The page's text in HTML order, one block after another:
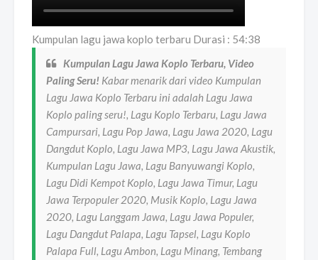
Kumpulan lagu jawa koplo terbaru Durasi : 54:38
Kumpulan Lagu Jawa Koplo Terbaru, Video
Paling Seru! Kabar menarik dari video Kumpulan
Lagu Jawa Koplo Terbaru ini adalah Lagu Jawa
Koplo paling seru!, Lagu Koplo Terbaru, Lagu Jawa
Campursari, Lagu Pop Jawa, Lagu Jawa 2020, Lagu
Dangdut Koplo, Lagu Jawa MP3, Lagu Jawa Akustik,
Kumpulan Lagu Jawa, Lagu Banyuwangi Koplo,
Lagu Didi Kempot Koplo, Lagu Jawa Timur, Lagu
Jawa Terpopuler 2020, Musik Koplo, Lagu Jawa
2020, Lagu Langgam Jawa, Lagu Jawa Populer,
Lagu Dangdut Palapa, Lagu Tapsel, Lagu Koplo
Palapa Full, Lagu Ambon, Lagu Minang, Tembang